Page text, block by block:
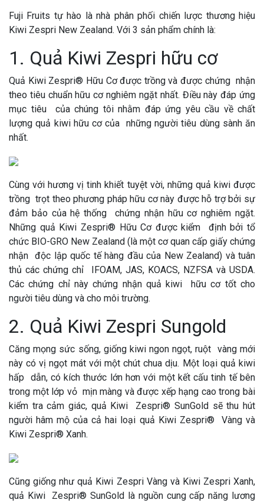
Fuji Fruits tự hào là nhà phân phối chiến lược thương hiệu
Kiwi Zespri New Zealand. Với 3 sản phẩm chính là:
1. Quả Kiwi Zespri hữu cơ
Quả Kiwi Zespri® Hữu Cơ được trồng và được chứng nhận
theo tiêu chuẩn hữu cơ nghiêm ngặt nhất. Điều này đáp ứng
mục tiêu của chúng tôi nhằm đáp ứng yêu cầu về chất
lượng quả kiwi hữu cơ của những người tiêu dùng sành ăn
nhất.
Cùng với hương vị tinh khiết tuyệt vời, những quả kiwi được
trồng trọt theo phương pháp hữu cơ này được hỗ trợ bởi sự
đảm bảo của hệ thống chứng nhận hữu cơ nghiêm ngặt.
Những quả Kiwi Zespri® Hữu Cơ được kiểm định bởi tổ
chức BIO-GRO New Zealand (là một cơ quan cấp giấy chứng
nhận độc lập quốc tế hàng đầu của New Zealand) và tuân
thủ các chứng chỉ IFOAM, JAS, KOACS, NZFSA và USDA.
Các chứng chỉ này chứng nhận quả kiwi hữu cơ tốt cho
người tiêu dùng và cho môi trường.
2. Quả Kiwi Zespri Sungold
Căng mọng sức sống, giống kiwi ngon ngọt, ruột vàng mới
này có vị ngọt mát với một chút chua dịu. Một loại quả kiwi
hấp dẫn, có kích thước lớn hơn với một kết cấu tinh tế bên
trong một lớp vỏ mịn màng và được xếp hạng cao trong bài
kiểm tra cảm giác, quả Kiwi Zespri® SunGold sẽ thu hút
người hâm mộ của cả hai loại quả Kiwi Zespri® Vàng và
Kiwi Zespri® Xanh.
Cũng giống như quả Kiwi Zespri Vàng và Kiwi Zespri Xanh,
quả Kiwi Zespri® SunGold là nguồn cung cấp năng lương